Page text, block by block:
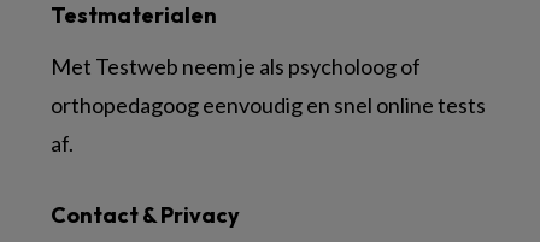
Contact & Privacy
Testmaterialen
Met Testweb neem je als psycholoog of
orthopedagoog eenvoudig en snel online tests
af.